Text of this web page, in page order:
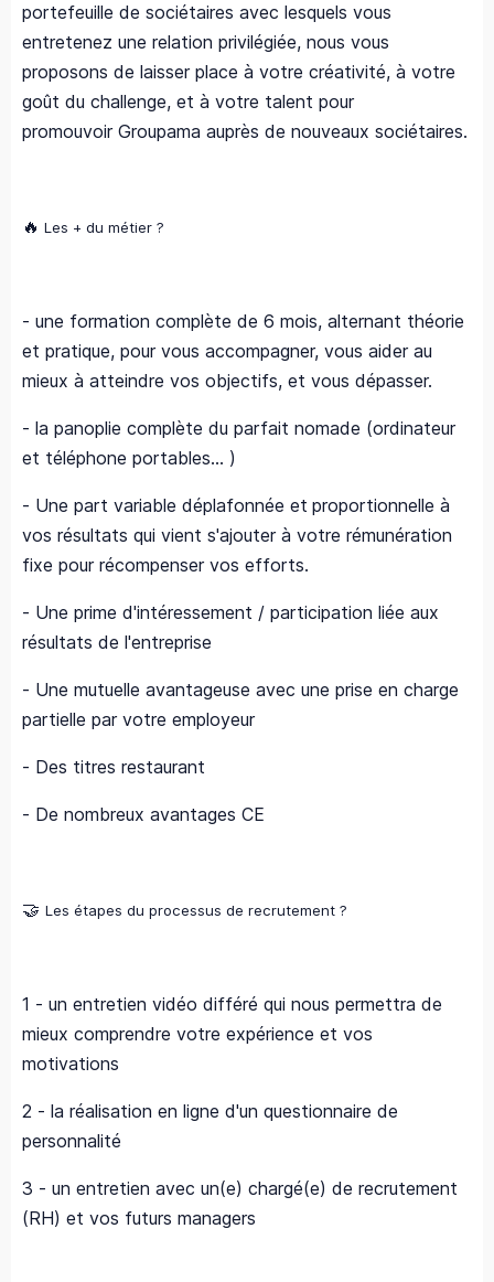
portefeuille de sociétaires avec lesquels vous
entretenez une relation privilégiée, nous vous
proposons de laisser place à votre créativité, à votre
goût du challenge, et à votre talent pour
promouvoir Groupama auprès de nouveaux sociétaires.
🔥 Les + du métier ?
- une formation complète de 6 mois, alternant théorie
et pratique, pour vous accompagner, vous aider au
mieux à atteindre vos objectifs, et vous dépasser.
- la panoplie complète du parfait nomade (ordinateur
et téléphone portables... )
- Une part variable déplafonnée et proportionnelle à
vos résultats qui vient s'ajouter à votre rémunération
fixe pour récompenser vos efforts.
- Une prime d'intéressement / participation liée aux
résultats de l'entreprise
- Une mutuelle avantageuse avec une prise en charge
partielle par votre employeur
- Des titres restaurant
- De nombreux avantages CE
🤝 Les étapes du processus de recrutement ?
1 - un entretien vidéo différé qui nous permettra de
mieux comprendre votre expérience et vos
motivations
2 - la réalisation en ligne d'un questionnaire de
personnalité
3 - un entretien avec un(e) chargé(e) de recrutement
(RH) et vos futurs managers